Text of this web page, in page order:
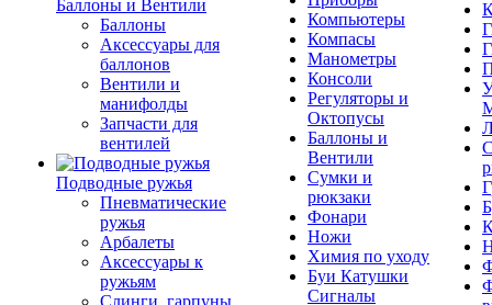
Баллоны и Вентили
Баллоны
Аксессуары для
баллонов
Вентили и
манифолды
Запчасти для
вентилей
Подводные ружья
Пневматические
ружья
Арбалеты
Аксессуары к
ружьям
Слинги, гарпуны,
Компьютеры
Компасы
Манометры
Консоли
Регуляторы и
Октопусы
Баллоны и
Вентили
Сумки и
рюкзаки
Фонари
Ножи
Химия по уходу
Буи Катушки
Сигналы